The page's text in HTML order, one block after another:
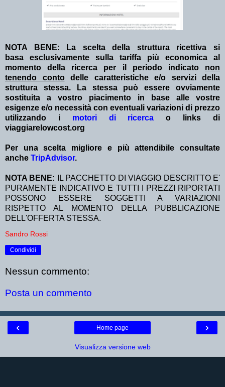
NOTA BENE: La scelta della struttura ricettiva si
basa esclusivamente sulla tariffa più economica al
momento della ricerca per il periodo indicato non
tenendo contodelle caratteristiche e/o servizi della
struttura stessa. La stessa può essere ovviamente
sostituita a vostro piacimento in base alle vostre
esigenze e/o necessità con eventuali variazioni di prezzo
utilizzando i motori di ricerca o links di
viaggiarelowcost.org
Per una scelta migliore e più attendibile consultate
anche TripAdvisor.
NOTA BENE:
IL PACCHETTO DI VIAGGIO DESCRITTO E'
PURAMENTE INDICATIVO E TUTTI I PREZZI RIPORTATI
POSSONO ESSERE SOGGETTI A VARIAZIONI
RISPETTO AL MOMENTO DELLA PUBBLICAZIONE
DELL'OFFERTA STESSA.
Sandro Rossi
Condividi
Nessun commento:
Posta un commento
‹ ›
Home page
Visualizza versione web